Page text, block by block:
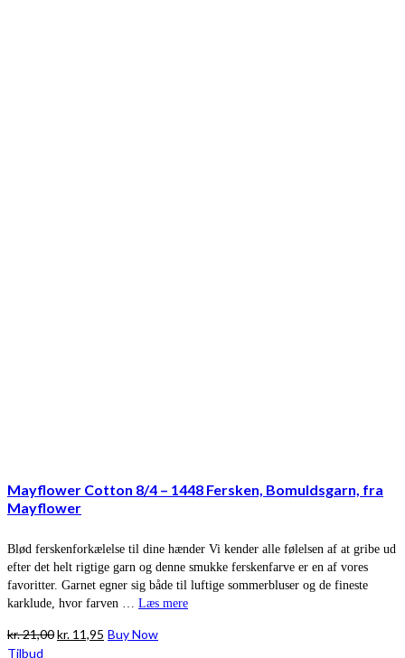
Mayflower Cotton 8/4 – 1448 Fersken, Bomuldsgarn, fra
Mayflower
Blød ferskenforkælelse til dine hænder Vi kender alle følelsen af at gribe ud
efter det helt rigtige garn og denne smukke ferskenfarve er en af vores
favoritter. Garnet egner sig både til luftige sommerbluser og de fineste
karklude, hvor farven … Læs mere
kr.21,00Den
kr. 11,95 Den
Buy Now
Tilbud